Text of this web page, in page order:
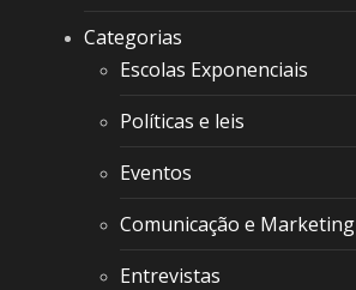
Categorias
Escolas Exponenciais
Políticas e leis
Eventos
Comunicação e Marketing
Entrevistas